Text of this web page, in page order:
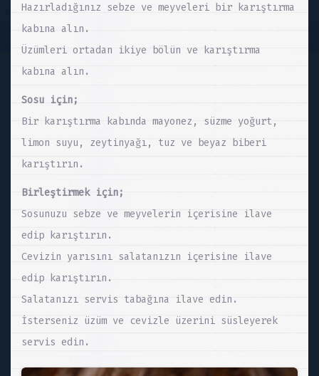
Hazırladığınız sebze ve meyveleri bir karıştırma
kabına alın.
Üzümleri ortadan ikiye bölün ve karıştırma
kabına alın.
Sosu için;
Bir karıştırma kabında mayonez, süzme yoğurt,
limon suyu, zeytinyağı, tuz ve beyaz biberi
karıştırın.
Birleştirmek için;
Sosunuzu sebze ve meyvelerin içerisine ilave
edip karıştırın.
Cevizin yarısını salatanızın içerisine ilave
edip karıştırın.
Salatanızı servis tabağına ilave edin.
İsterseniz üzüm ve cevizle üzerini süsleyerek
servis edin.